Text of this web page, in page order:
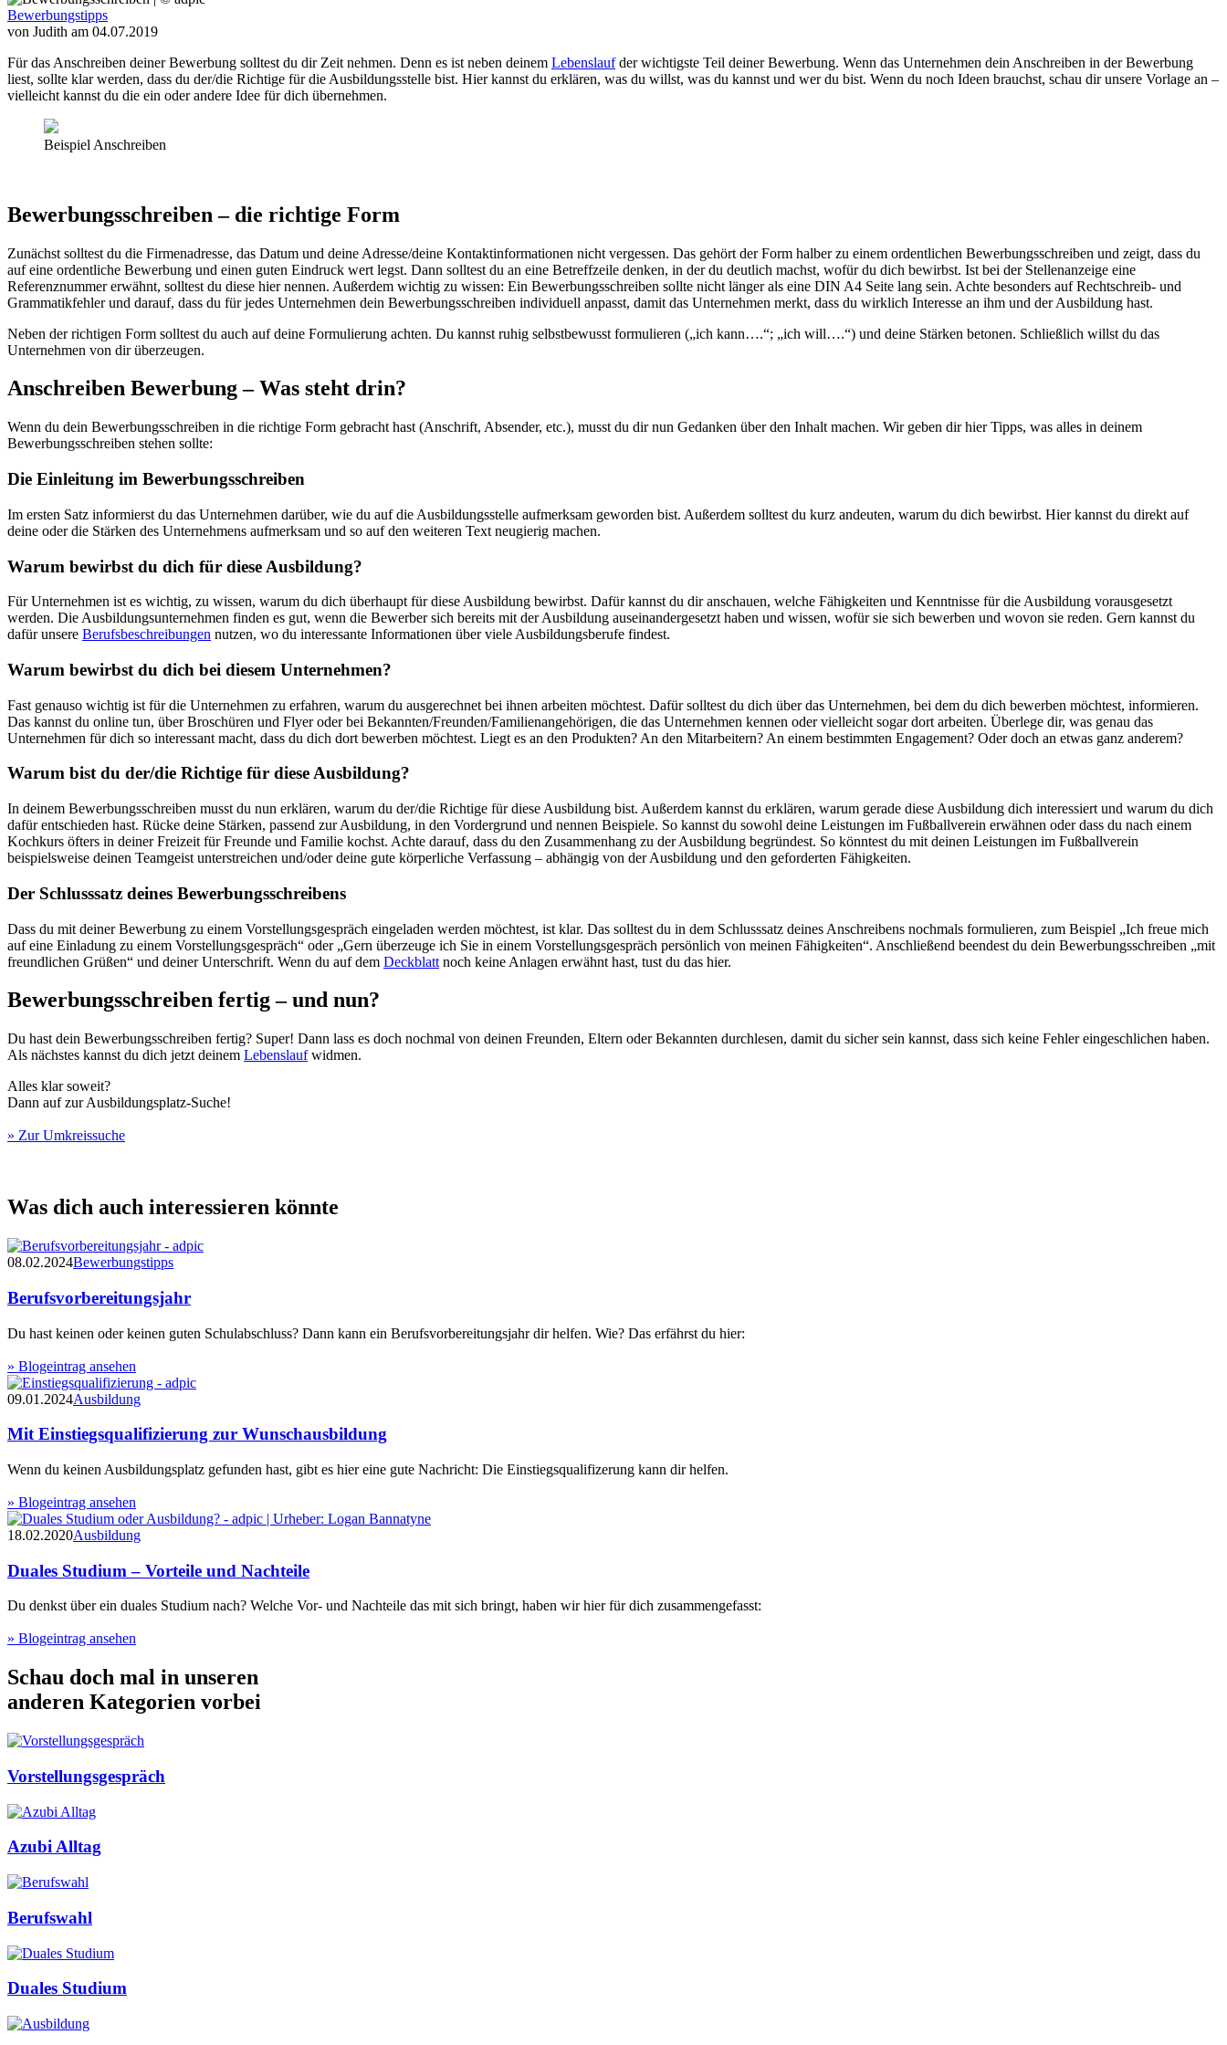
Bewerbungstipps
von Judith am 04.07.2019
Für das Anschreiben deiner Bewerbung solltest du dir Zeit nehmen. Denn es ist neben deinem Lebenslaufder wichtigste Teil deiner Bewerbung. Wenn das Unternehmen dein Anschreiben in der Bewerbung
liest, sollte klar werden, dass du der/die Richtige für die Ausbildungsstelle bist. Hier kannst du erklären, was du willst, was du kannst und wer du bist. Wenn du noch Ideen brauchst, schau dir unsere Vorlage an –
vielleicht kannst du die ein oder andere Idee für dich übernehmen.
Beispiel Anschreiben
Bewerbungsschreiben – die richtige Form
Zunächst solltest du die Firmenadresse, das Datum und deine Adresse/deine Kontaktinformationen nicht vergessen. Das gehört der Form halber zu einem ordentlichen Bewerbungsschreiben und zeigt, dass du
auf eine ordentliche Bewerbung und einen guten Eindruck wert legst. Dann solltest du an eine Betreffzeile denken, in der du deutlich machst, wofür du dich bewirbst. Ist bei der Stellenanzeige eine
Referenznummer erwähnt, solltest du diese hier nennen. Außerdem wichtig zu wissen: Ein Bewerbungsschreiben sollte nicht länger als eine DIN A4 Seite lang sein. Achte besonders auf Rechtschreib- und
Grammatikfehler und darauf, dass du für jedes Unternehmen dein Bewerbungsschreiben individuell anpasst, damit das Unternehmen merkt, dass du wirklich Interesse an ihm und der Ausbildung hast.
Neben der richtigen Form solltest du auch auf deine Formulierung achten. Du kannst ruhig selbstbewusst formulieren („ich kann….“; „ich will….“) und deine Stärken betonen. Schließlich willst du das
Unternehmen von dir überzeugen.
Anschreiben Bewerbung – Was steht drin?
Wenn du dein Bewerbungsschreiben in die richtige Form gebracht hast (Anschrift, Absender, etc.), musst du dir nun Gedanken über den Inhalt machen. Wir geben dir hier Tipps, was alles in deinem
Bewerbungsschreiben stehen sollte:
Die Einleitung im Bewerbungsschreiben
Im ersten Satz informierst du das Unternehmen darüber, wie du auf die Ausbildungsstelle aufmerksam geworden bist. Außerdem solltest du kurz andeuten, warum du dich bewirbst. Hier kannst du direkt auf
deine oder die Stärken des Unternehmens aufmerksam und so auf den weiteren Text neugierig machen.
Warum bewirbst du dich für diese Ausbildung?
Für Unternehmen ist es wichtig, zu wissen, warum du dich überhaupt für diese Ausbildung bewirbst. Dafür kannst du dir anschauen, welche Fähigkeiten und Kenntnisse für die Ausbildung vorausgesetzt
werden. Die Ausbildungsunternehmen finden es gut, wenn die Bewerber sich bereits mit der Ausbildung auseinandergesetzt haben und wissen, wofür sie sich bewerben und wovon sie reden. Gern kannst du
dafür unsere Berufsbeschreibungen nutzen, wo du interessante Informationen über viele Ausbildungsberufe findest.
Warum bewirbst du dich bei diesem Unternehmen?
Fast genauso wichtig ist für die Unternehmen zu erfahren, warum du ausgerechnet bei ihnen arbeiten möchtest. Dafür solltest du dich über das Unternehmen, bei dem du dich bewerben möchtest, informieren.
Das kannst du online tun, über Broschüren und Flyer oder bei Bekannten/Freunden/Familienangehörigen, die das Unternehmen kennen oder vielleicht sogar dort arbeiten. Überlege dir, was genau das
Unternehmen für dich so interessant macht, dass du dich dort bewerben möchtest. Liegt es an den Produkten? An den Mitarbeitern? An einem bestimmten Engagement? Oder doch an etwas ganz anderem?
Warum bist du der/die Richtige für diese Ausbildung?
In deinem Bewerbungsschreiben musst du nun erklären, warum du der/die Richtige für diese Ausbildung bist. Außerdem kannst du erklären, warum gerade diese Ausbildung dich interessiert und warum du dich
dafür entschieden hast. Rücke deine Stärken, passend zur Ausbildung, in den Vordergrund und nennen Beispiele. So kannst du sowohl deine Leistungen im Fußballverein erwähnen oder dass du nach einem
Kochkurs öfters in deiner Freizeit für Freunde und Familie kochst. Achte darauf, dass du den Zusammenhang zu der Ausbildung begründest. So könntest du mit deinen Leistungen im Fußballverein
beispielsweise deinen Teamgeist unterstreichen und/oder deine gute körperliche Verfassung – abhängig von der Ausbildung und den geforderten Fähigkeiten.
Der Schlusssatz deines Bewerbungsschreibens
Dass du mit deiner Bewerbung zu einem Vorstellungsgespräch eingeladen werden möchtest, ist klar. Das solltest du in dem Schlusssatz deines Anschreibens nochmals formulieren, zum Beispiel „Ich freue mich
auf eine Einladung zu einem Vorstellungsgespräch“ oder „Gern überzeuge ich Sie in einem Vorstellungsgespräch persönlich von meinen Fähigkeiten“. Anschließend beendest du dein Bewerbungsschreiben „mit
freundlichen Grüßen“ und deiner Unterschrift. Wenn du auf dem Deckblatt noch keine Anlagen erwähnt hast, tust du das hier.
Bewerbungsschreiben fertig – und nun?
Du hast dein Bewerbungsschreiben fertig? Super! Dann lass es doch nochmal von deinen Freunden, Eltern oder Bekannten durchlesen, damit du sicher sein kannst, dass sich keine Fehler eingeschlichen haben.
Als nächstes kannst du dich jetzt deinem Lebenslaufwidmen.
Alles klar soweit?
Dann auf zur Ausbildungsplatz-Suche!
» Zur Umkreissuche
Was dich auch interessieren könnte
08.02.2024Bewerbungstipps
Berufsvorbereitungsjahr
Du hast keinen oder keinen guten Schulabschluss? Dann kann ein Berufsvorbereitungsjahr dir helfen. Wie? Das erfährst du hier:
» Blogeintrag ansehen
09.01.2024Ausbildung
Mit Einstiegsqualifizierung zur Wunschausbildung
Wenn du keinen Ausbildungsplatz gefunden hast, gibt es hier eine gute Nachricht: Die Einstiegsqualifizerung kann dir helfen.
» Blogeintrag ansehen
18.02.2020Ausbildung
Duales Studium – Vorteile und Nachteile
Du denkst über ein duales Studium nach? Welche Vor- und Nachteile das mit sich bringt, haben wir hier für dich zusammengefasst:
» Blogeintrag ansehen
Schau doch mal in unseren
anderen Kategorien vorbei
Vorstellungsgespräch
Azubi Alltag
Berufswahl
Duales Studium